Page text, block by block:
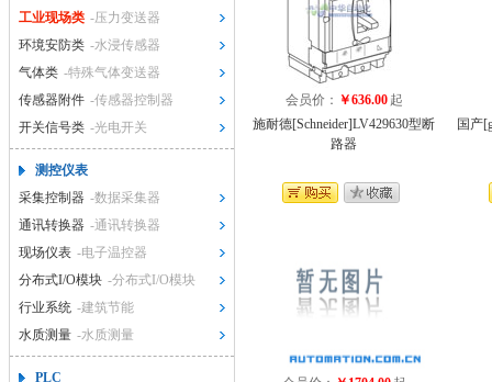
会员价： ￥636.00 起
施耐德[Schneider]LV429630型断
路器
国产
工业现场类 -压力变送器
环境安防类 -水浸传感器
气体类 -特殊气体变送器
传感器附件 -传感器控制器
开关信号类 -光电开关
测控仪表
采集控制器 -数据采集器
通讯转换器 -通讯转换器
现场仪表 -电子温控器
分布式I/O模块 -分布式I/O模块
行业系统 -建筑节能
水质测量 -水质测量
PLC